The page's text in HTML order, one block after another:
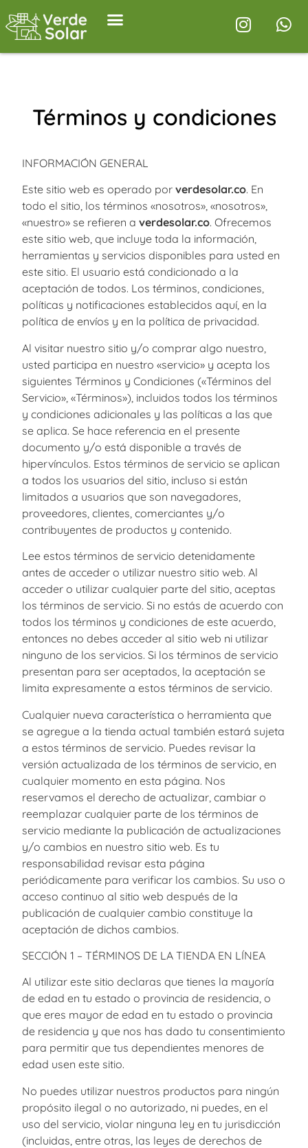
Términos y condiciones
INFORMACIÓN GENERAL
Este sitio web es operado porverdesolar.co. En
todo el sitio, los términos «nosotros», «nosotros»,
«nuestro» se refieren averdesolar.co. Ofrecemos
este sitio web, que incluye toda la información,
herramientas y servicios disponibles para usted en
este sitio. El usuario está condicionado a la
aceptación de todos. Los términos, condiciones,
políticas y notificaciones establecidos aquí, en la
política de envíos y en la política de privacidad.
Al visitar nuestro sitio y/o comprar algo nuestro,
usted participa en nuestro «servicio» y acepta los
siguientes Términos y Condiciones («Términos del
Servicio», «Términos»), incluidos todos los términos
y condiciones adicionales y las políticas a las que
se aplica. Se hace referencia en el presente
documento y/o está disponible a través de
hipervínculos. Estos términos de servicio se aplican
a todos los usuarios del sitio, incluso si están
limitados a usuarios que son navegadores,
proveedores, clientes, comerciantes y/o
contribuyentes de productos y contenido.
Lee estos términos de servicio detenidamente
antes de acceder o utilizar nuestro sitio web. Al
acceder o utilizar cualquier parte del sitio, aceptas
los términos de servicio. Si no estás de acuerdo con
todos los términos y condiciones de este acuerdo,
entonces no debes acceder al sitio web ni utilizar
ninguno de los servicios. Si los términos de servicio
presentan para ser aceptados, la aceptación se
limita expresamente a estos términos de servicio.
Cualquier nueva característica o herramienta que
se agregue a la tienda actual también estará sujeta
a estos términos de servicio. Puedes revisar la
versión actualizada de los términos de servicio, en
cualquier momento en esta página. Nos
reservamos el derecho de actualizar, cambiar o
reemplazar cualquier parte de los términos de
servicio mediante la publicación de actualizaciones
y/o cambios en nuestro sitio web. Es tu
responsabilidad revisar esta página
periódicamente para verificar los cambios. Su uso o
acceso continuo al sitio web después de la
publicación de cualquier cambio constituye la
aceptación de dichos cambios.
SECCIÓN 1 – TÉRMINOS DE LA TIENDA EN LÍNEA
Al utilizar este sitio declaras que tienes la mayoría
de edad en tu estado o provincia de residencia, o
que eres mayor de edad en tu estado o provincia
de residencia y que nos has dado tu consentimiento
para permitir que tus dependientes menores de
edad usen este sitio.
No puedes utilizar nuestros productos para ningún
propósito ilegal o no autorizado, ni puedes, en el
uso del servicio, violar ninguna ley en tu jurisdicción
(incluidas, entre otras, las leyes de derechos de